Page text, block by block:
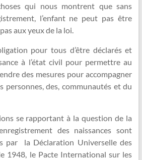
qui nous montrent que sans
l’enfant ne peut pas être
aux yeux de la loi.
pour tous d’être déclarés et
à l’état civil pour permettre au
des mesures pour accompagner
personnes, des, communautés et du
se rapportant à la question de la
des naissances sont
par la Déclaration Universelle des
1948, le Pacte International sur les